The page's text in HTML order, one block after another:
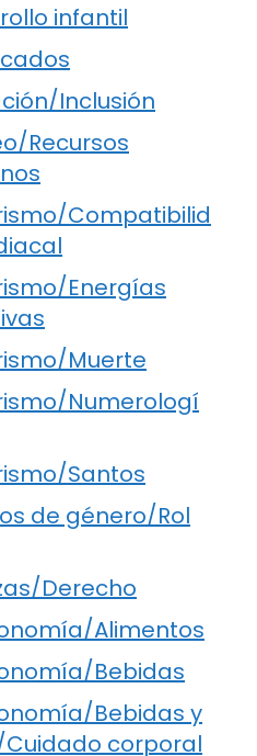
infantil
Inclusión
Recursos
Compatibilid
Energías
Muerte
Numerologí
Santos
de género/Rol
Derecho
Alimentos
Bebidas
Bebidas y
corporal